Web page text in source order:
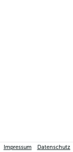
Impressum Datenschutz